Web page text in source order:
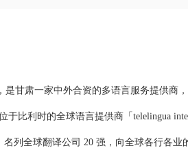
是甘肃一家中外合资的多语言服务提供商
比利时的全球语言提供商「telelingua
名列全球翻译公司 20 强，向全球各行各